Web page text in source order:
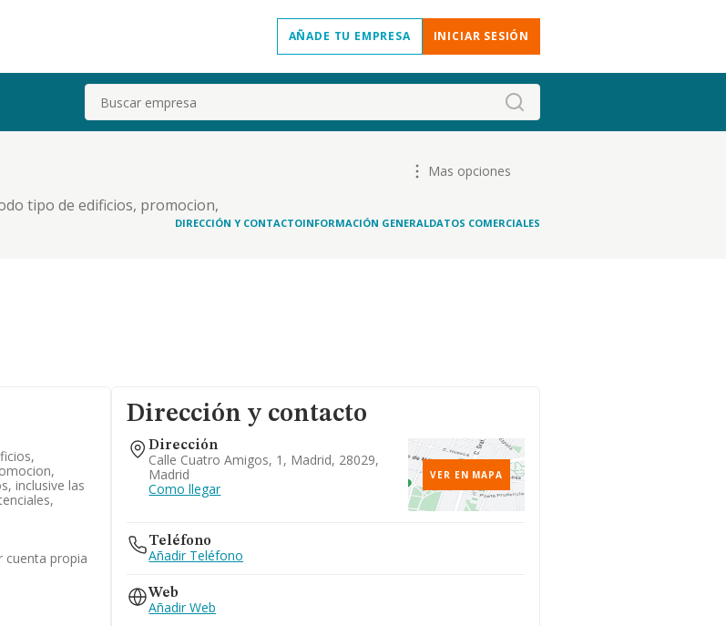
AÑADE TU EMPRESA INICIAR SESIÓN
Buscar
tipo de edificios, promocion,
hoteleras y los centros
Mas opciones
DIRECCIÓN Y CONTACTOINFORMACIÓN GENERALDATOS COMERCIALES
inclusive las
cuenta propia
Dirección y contacto
Dirección
Calle Cuatro Amigos, 1, Madrid, 28029,
Madrid
Como llegar
VER EN MAPA
Teléfono
Añadir Teléfono
Web
Añadir Web